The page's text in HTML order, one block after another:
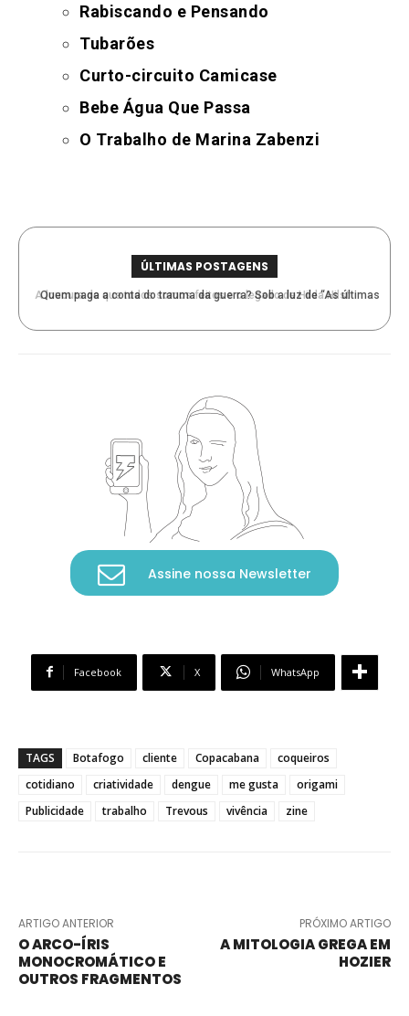
Rabiscando e Pensando
Tubarões
Curto-circuito Camicase​
Bebe Água Que Passa
O Trabalho de Marina Zabenzi
ÚLTIMAS POSTAGENS
Quem paga a conta do trauma da guerra? Sob a luz de “As últimas
Assine nossa Newsletter
Facebook X WhatsApp
TAGS Botafogo cliente Copacabana
coqueiros
cotidiano
criatividade dengue me gusta
origami
Publicidade
trabalho Trevous vivência zine
ARTIGO ANTERIOR
O ARCO-ÍRIS
MONOCROMÁTICO E
OUTROS FRAGMENTOS
PRÓXIMO ARTIGO
A MITOLOGIA GREGA EM
HOZIER